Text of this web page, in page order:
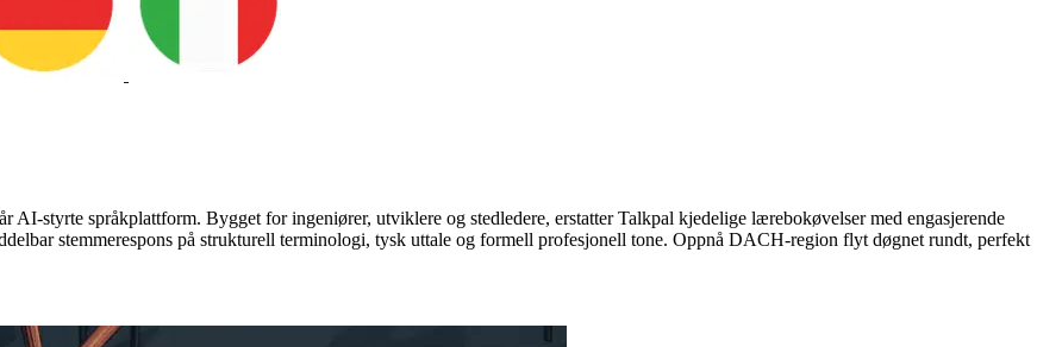
AI-styrte språkplattform. Bygget for ingeniører, utviklere og stedledere, erstatter Talkpal kjedelige lærebokøvelser med engasjerende
stemmerespons på strukturell terminologi, tysk uttale og formell profesjonell tone. Oppnå DACH-region flyt døgnet rundt, perfekt